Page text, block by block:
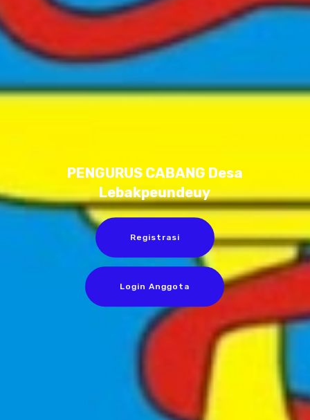
PENGURUS CABANG Desa
Lebakpeundeuy
Registrasi
Login Anggota